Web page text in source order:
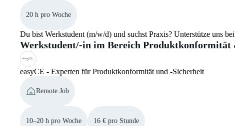
20 h pro Woche
Du bist Werkstudent (m/w/d) und suchst Praxis? Unterstütze uns
Werkstudent/-in im Bereich Produktkonformität
easyCE - Experten für Produktkonformität und -Sicherheit
Remote Job
10–20 h pro Woche 16 € pro Stunde